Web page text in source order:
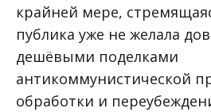
крайней мере,
публика уже не желала
дешёвыми поделками
антикоммунистической
обработки и